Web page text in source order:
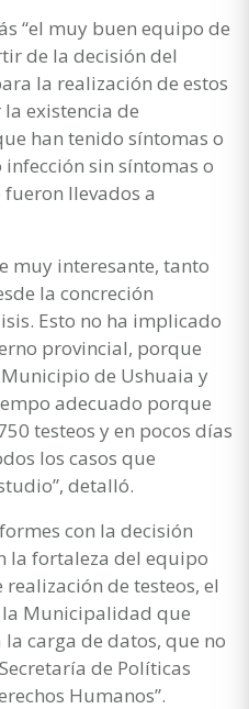
“el muy buen equipo de
de la decisión del
la realización de estos
existencia de
han tenido síntomas o
sin síntomas o
llevados a
muy interesante, tanto
la concreción
Esto no ha implicado
provincial, porque
de Ushuaia y
adecuado porque
testeos y en pocos días
los casos que
detalló.
con la decisión
la fortaleza del equipo
de testeos, el
Municipalidad que
carga de datos, que no
de Políticas
Humanos”.